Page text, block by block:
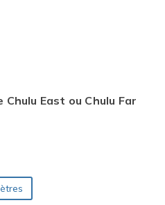
East ou Chulu Far